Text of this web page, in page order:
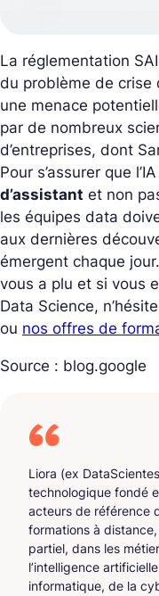
La réglementation
du problème de crise
une menace
par de nombreux
d’entreprises, dont
Pour s’assurer que
d’assistant et non
les équipes data
aux dernières
émergent chaque
vous a plu et si vous
Data Science,
ou nos offres de
Source : blog.google
Liora (ex
technologique fondé
acteurs de référence
formations à
partiel, dans les
l’intelligence
informatique, de la